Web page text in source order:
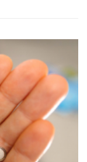
場售票票價分為：
陪同者），１張票
「Taiwan PASS台
輪2.0、雄獅旅遊、
、天成飯店、晶華
山飯店等，相繼祭
成為旅展焦點。